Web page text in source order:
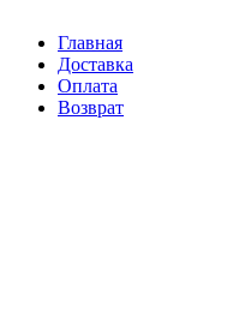
Главная
Доставка
Оплата
Возврат